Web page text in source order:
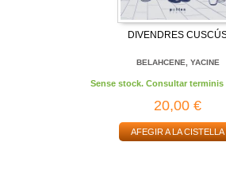
DIVENDRES
BELAHCENE, YACINE
Sense stock. Consultar terminis
20,00 €
AFEGIR A LA CISTELLA